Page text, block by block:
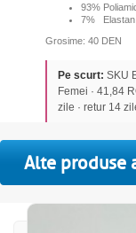
93%
7% Elastan
Grosime: 40 DEN
Pe scurt: SKU
Femei · 41,84
zile · retur 14
Alte produse